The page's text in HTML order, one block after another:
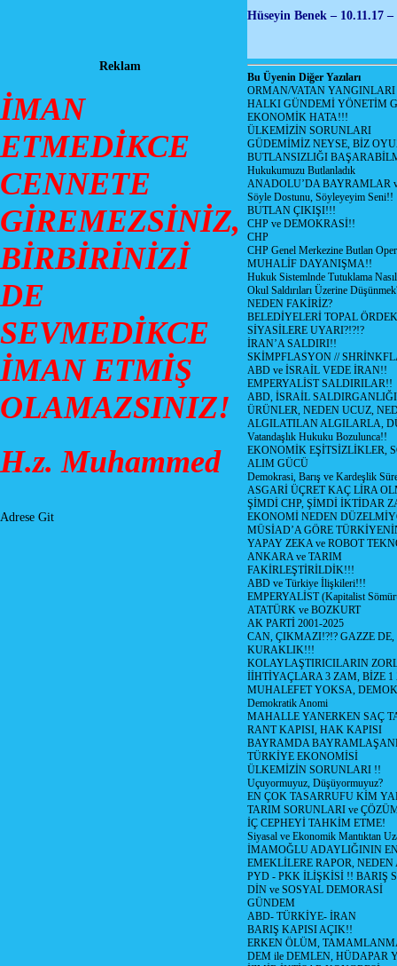
Reklam
İMAN
ETMEDİKCE
CENNETE
GİREMEZSİNİZ,
BİRBİRİNİZİ
DE
SEVMEDİKCE
İMAN ETMİŞ
OLAMAZSINIZ!
H.z. Muhammed
Adrese Git
Hüseyin Benek – 10.11.17
Bu Üyenin Diğer Yazıları
ORMAN/VATAN
HALKI GÜNDEMİ YÖNETİM
EKONOMİK HATA!!!
ÜLKEMİZİN SORUNLARI
GÜDEMİMİZ NEYSE, BİZ
BUTLANSIZLIĞI
Hukukumuzu Butlanladık
ANADOLU’DA BAYRAMLAR
Söyle Dostunu, Söyleyeyim Seni!!
BUTLAN ÇIKIŞI!!!
CHP ve DEMOKRASİ!!
CHP
CHP Genel Merkezine Butlan
MUHALİF DAYANIŞMA!!
Hukuk Sistemlnde Tutuklama
Okul Saldırıları Üzerine
NEDEN FAKİRİZ?
BELEDİYELERİ TOPAL
SİYASİLERE UYARI?!?!?
İRAN’A SALDIRI!!
SKİMPFLASYON //
ABD ve İSRAİL VEDE İRAN!!
EMPERYALİST SALDIRILAR!!
ABD, İSRAİL SALDIRGANLIĞI
ÜRÜNLER, NEDEN UCUZ,
ALGILATILAN ALGILARLA,
Vatandaşlık Hukuku Bozulunca!!
EKONOMİK EŞİTSİZLİKLER,
ALIM GÜCÜ
Demokrasi, Barış ve Kardeşlik
ASGARİ ÜÇRET KAÇ LİRA
ŞİMDİ CHP, ŞİMDİ İKTİDAR
EKONOMİ NEDEN
MÜSİAD’A GÖRE
YAPAY ZEKA ve ROBOT
ANKARA ve TARIM
FAKİRLEŞTİRİLDİK!!!
ABD ve Türkiye İlişkileri!!!
EMPERYALİST (Kapitalist
ATATÜRK ve BOZKURT
AK PARTİ 2001-2025
CAN, ÇIKMAZI!?!? GAZZE
KURAKLIK!!!
KOLAYLAŞTIRICILARIN
İİHTİYAÇLARA 3 ZAM, BİZE
MUHALEFET YOKSA,
Demokratik Anomi
MAHALLE YANERKEN SAÇ
RANT KAPISI, HAK KAPISI
BAYRAMDA
TÜRKİYE EKONOMİSİ
ÜLKEMİZİN SORUNLARI !!
Uçuyormuyuz, Düşüyormuyuz?
EN ÇOK TASARRUFU KİM
TARIM SORUNLARI ve
İÇ CEPHEYİ TAHKİM ETME!
Siyasal ve Ekonomik Mantıktan
İMAMOĞLU ADAYLIĞININ
EMEKLİLERE RAPOR,
PYD - PKK İLİŞKİSİ !! BARIŞ
DİN ve SOSYAL DEMORASİ
GÜNDEM
ABD- TÜRKİYE- İRAN
BARIŞ KAPISI AÇIK!!
ERKEN ÖLÜM,
DEM ile DEMLEN, HÜDAPAR